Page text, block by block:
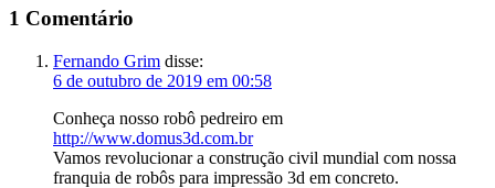
1 Comentário
Fernando Grim disse:
6 de outubro de 2019 em 00:58
Conheça nosso robô pedreiro em
http://www.domus3d.com.br
Vamos revolucionar a construção civil mundial com nossa
franquia de robôs para impressão 3d em concreto.